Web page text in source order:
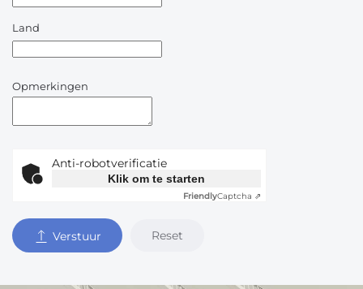
Land
Opmerkingen
Anti-robotverificatie
Klik om te starten
FriendlyCaptcha ⇗
Verstuur Reset